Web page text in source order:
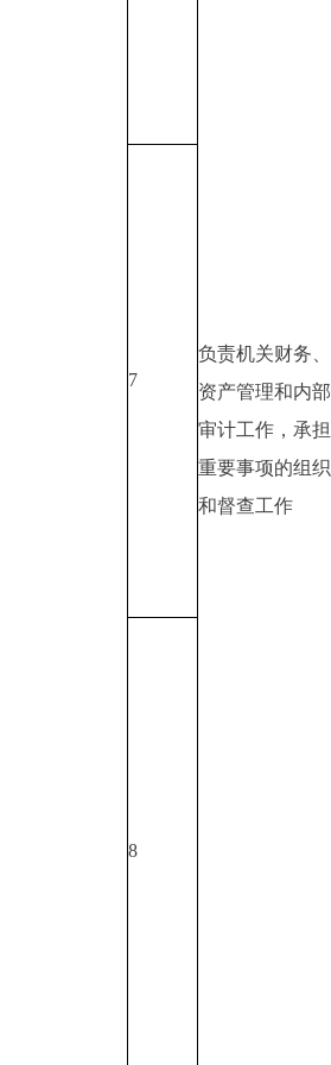
负责机关财务、
资产管理和内部
审计工作，承担
重要事项的组织
和督查工作
7
8